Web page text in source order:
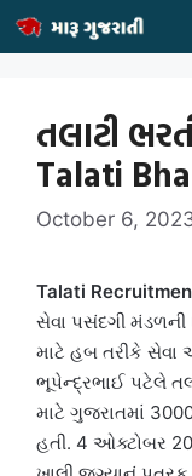
Skip
તલાટી
Talati
October 6,
Talati
સેવા પસંદગી મંડળની
માટે હબ તરીકે
ભૂપેન્દ્રભાઈ પટેલે
માટે ગુજરાતમાં
હતી. 4 ઓક્ટોબર